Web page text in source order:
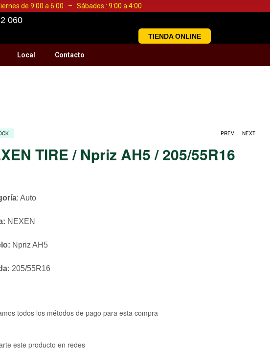
de 9:00 a 6:00 – Sábados : 9:00 a 4:00
060
TIENDA ONLINE
Local Contacto
PREV . NEXT
TIRE / Npriz AH5 / 205/55R16
: Auto
NEXEN
Npriz AH5
205/55R16
todos los métodos de pago para esta compra
este producto en redes